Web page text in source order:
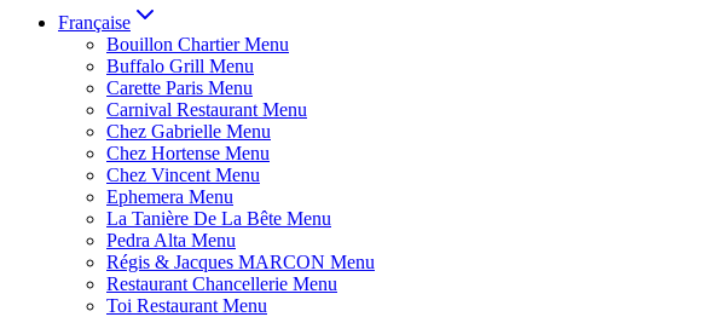
Française
Bouillon Chartier Menu
Buffalo Grill Menu
Carette Paris Menu
Carnival Restaurant Menu
Chez Gabrielle Menu
Chez Hortense Menu
Chez Vincent Menu
Ephemera Menu
La Tanière De La Bête Menu
Pedra Alta Menu
Régis & Jacques MARCON Menu
Restaurant Chancellerie Menu
Toi Restaurant Menu